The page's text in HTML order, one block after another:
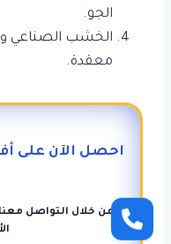
الجو.
الخشب الصناعي
معقدة.
احصل الآن على
من خلال التواصل